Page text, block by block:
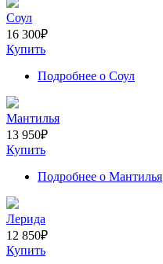
Соул
16 300₽
Купить
Подробнее о Соул
Мантилья
13 950₽
Купить
Подробнее о Мантилья
Лерида
12 850₽
Купить